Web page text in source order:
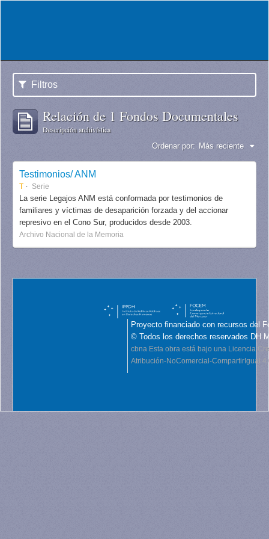
Filtros
Relación de 1 Fondos Documentales
Descripción archivística
Ordenar por: Más reciente
Testimonios/ ANM
T Serie
La serie Legajos ANM está conformada por testimonios de
familiares y víctimas de desaparición forzada y del accionar
represivo en el Cono Sur, producidos desde 2003.
Archivo Nacional de la Memoria
Proyecto financiado con recursos del
© Todos los derechos reservados DH
cbna Esta obra está bajo una Licencia
Atribución-NoComercial-CompartirIgual